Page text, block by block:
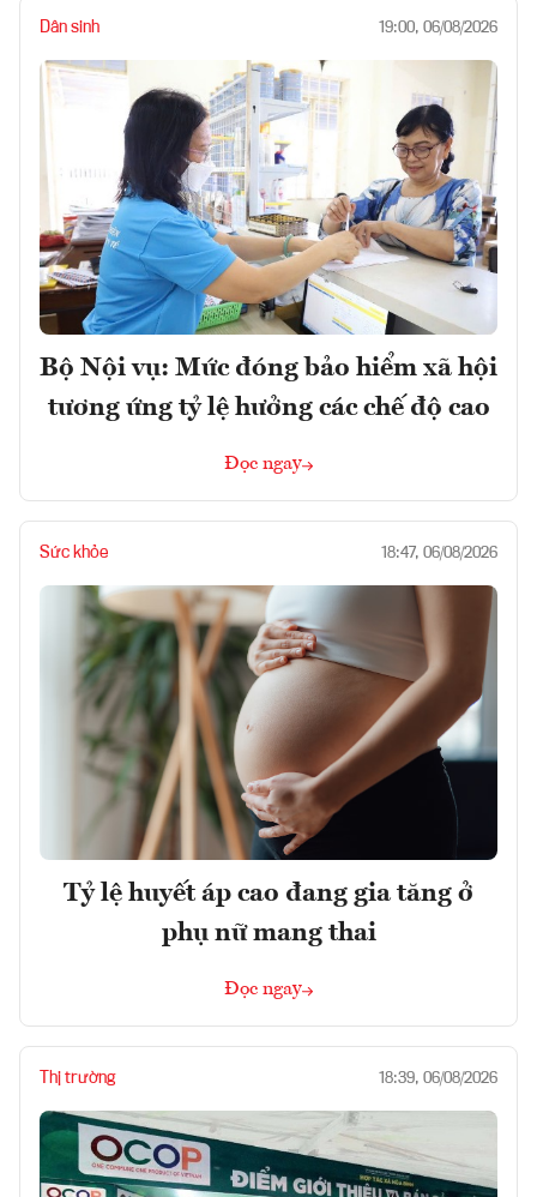
Dân sinh 19:00, 06/08/2026
Bộ Nội vụ: Mức đóng bảo hiểm xã hội
tương ứng tỷ lệ hưởng các chế độ cao
Đọc ngay
Sức khỏe 18:47, 06/08/2026
Tỷ lệ huyết áp cao đang gia tăng ở
phụ nữ mang thai
Đọc ngay
Thị trường 18:39, 06/08/2026